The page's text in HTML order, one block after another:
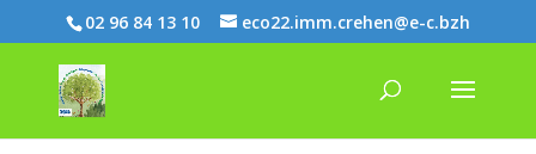
02 96 84 13 10 eco22.imm.crehen@e-c.bzh